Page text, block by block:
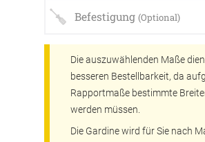
Befestigung (Optional)
Die auszuwählenden Maße
besseren Bestellbarkeit, da
Rapportmaße bestimmte
werden müssen.
Die Gardine wird für Sie nach